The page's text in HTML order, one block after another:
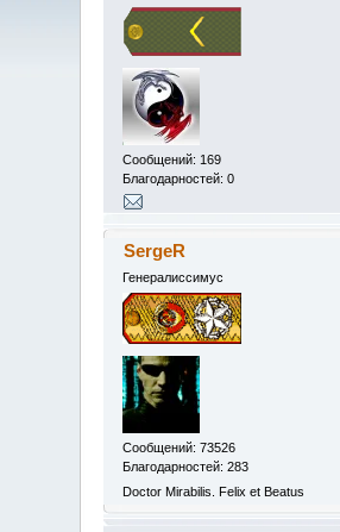
Сообщений: 169
Благодарностей: 0
SergeR
Генералиссимус
Сообщений: 73526
Благодарностей: 283
Doctor Mirabilis. Felix et Beatus